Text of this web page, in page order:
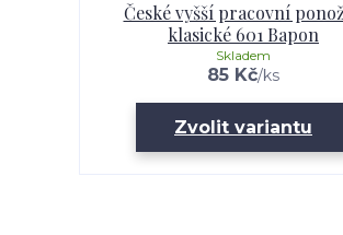
České vyšší pracovní
klasické 601 Bapon
85 Kč/ks
Skladem
Zvolit variantu